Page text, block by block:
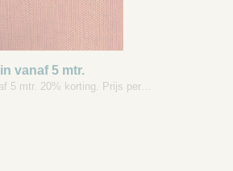
vanaf 5 mtr.
5 mtr. 20% korting. Prijs per…